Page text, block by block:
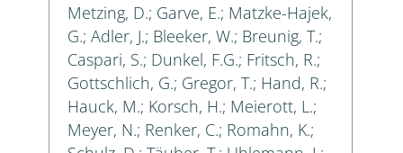
Metzing, D.; Garve, E.; Matzke-Hajek,
G.; Adler, J.; Bleeker, W.; Breunig, T.;
Caspari, S.; Dunkel, F.G.; Fritsch, R.;
Gottschlich, G.; Gregor, T.; Hand, R.;
Hauck, M.; Korsch, H.; Meierott, L.;
Meyer, N.; Renker, C.; Romahn, K.;